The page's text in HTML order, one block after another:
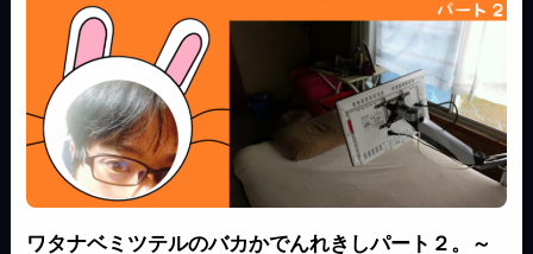
ワタナベミツテルのバカかでんれきしパート２。～